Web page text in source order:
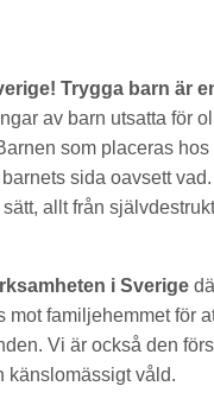
Trygga barn är
av barn utsatta för
som placeras
sida oavsett
allt från
i Sverige
familjehemmet för
Vi är också den
känslomässigt våld.